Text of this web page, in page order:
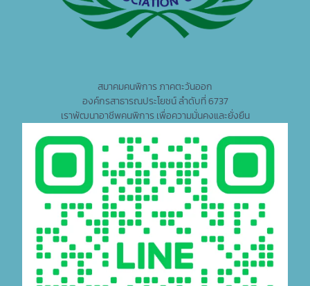
สมาคมคนพิการ ภาคตะวันออก
องค์กรสาธารณประโยชน์ ลำดับที่ 6737
เราพัฒนาอาชีพคนพิการ เพื่อความมั่นคงและยั่งยืน